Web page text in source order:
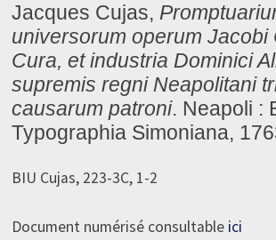
Jacques Cujas,
universorum operum Jacobi
Cura, et industria Dominici
supremis regni Neapolitani
causarum patroni. Neapoli :
Typographia Simoniana,
BIU Cujas, 223-3C, 1-2
Document numérisé consultable ici